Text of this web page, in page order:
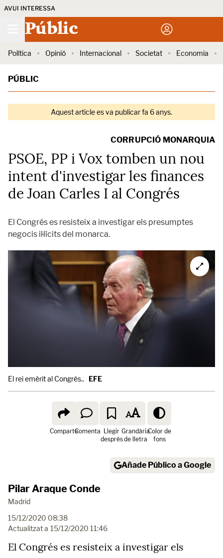
AVUI INTERESSA
Públic
Política Opinió Internacional Societat Economia
PÚBLIC
Aquest article es va publicar fa 6 anys.
CORRUPCIÓ MONARQUIA
PSOE, PP i Vox tomben un nou
intent d'investigar les finances
de Joan Carles I al Congrés
El Congrés es resisteix a investigar els presumptes
negocis il·lícits del monarca.
El rei emèrit al Congrés.. EFE
ComparteComenta Llegir
després
Grandària
de lletra
Color de
fons
Añade Público a Google
Pilar Araque Conde
Madrid
15/12/2020 08:38
Actualitzat a 15/12/2020 11:46
El Congrés es resisteix a investigar els